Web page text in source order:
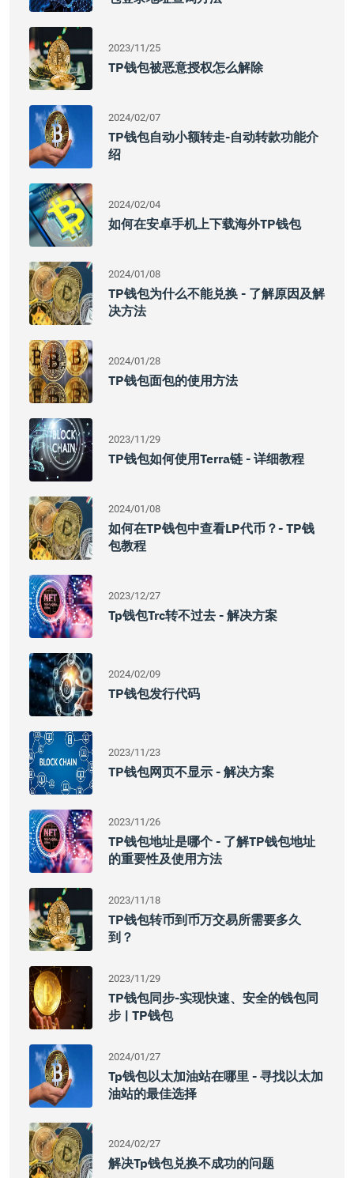
2023/11/25
TP钱包被恶意授权怎么解除
2024/02/07
TP钱包自动小额转走-自动转款功能介
绍
2024/02/04
如何在安卓手机上下载海外TP钱包
2024/01/08
TP钱包为什么不能兑换 - 了解原因及解
决方法
2024/01/28
TP钱包面包的使用方法
2023/11/29
TP钱包如何使用Terra链 - 详细教程
2024/01/08
如何在TP钱包中查看LP代币？- TP钱
包教程
2023/12/27
Tp钱包Trc转不过去 - 解决方案
2024/02/09
TP钱包发行代码
2023/11/23
TP钱包网页不显示 - 解决方案
2023/11/26
TP钱包地址是哪个 - 了解TP钱包地址
的重要性及使用方法
2023/11/18
TP钱包转币到币万交易所需要多久
到？
2023/11/29
TP钱包同步-实现快速、安全的钱包同
步 | TP钱包
2024/01/27
Tp钱包以太加油站在哪里 - 寻找以太加
油站的最佳选择
2024/02/27
解决tp钱包兑换不成功的问题